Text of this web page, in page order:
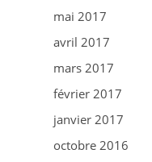
mai 2017
avril 2017
mars 2017
février 2017
janvier 2017
octobre 2016